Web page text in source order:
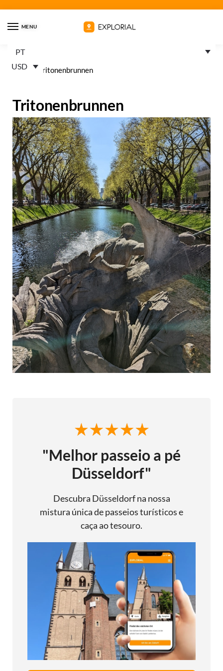
MENU
PT
USD
Home » Tritonenbrunnen
Tritonenbrunnen
"Melhor passeio a pé
Düsseldorf"
Descubra Düsseldorf na nossa
mistura única de passeios turísticos e
caça ao tesouro.